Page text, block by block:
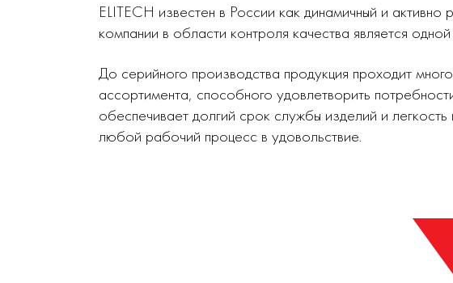
ELITECH известен в России как динамичный и
компании в области контроля качества является
До серийного производства продукция проходит
ассортимента, способного удовлетворить
обеспечивает долгий срок службы изделий и
любой рабочий процесс в удовольствие.